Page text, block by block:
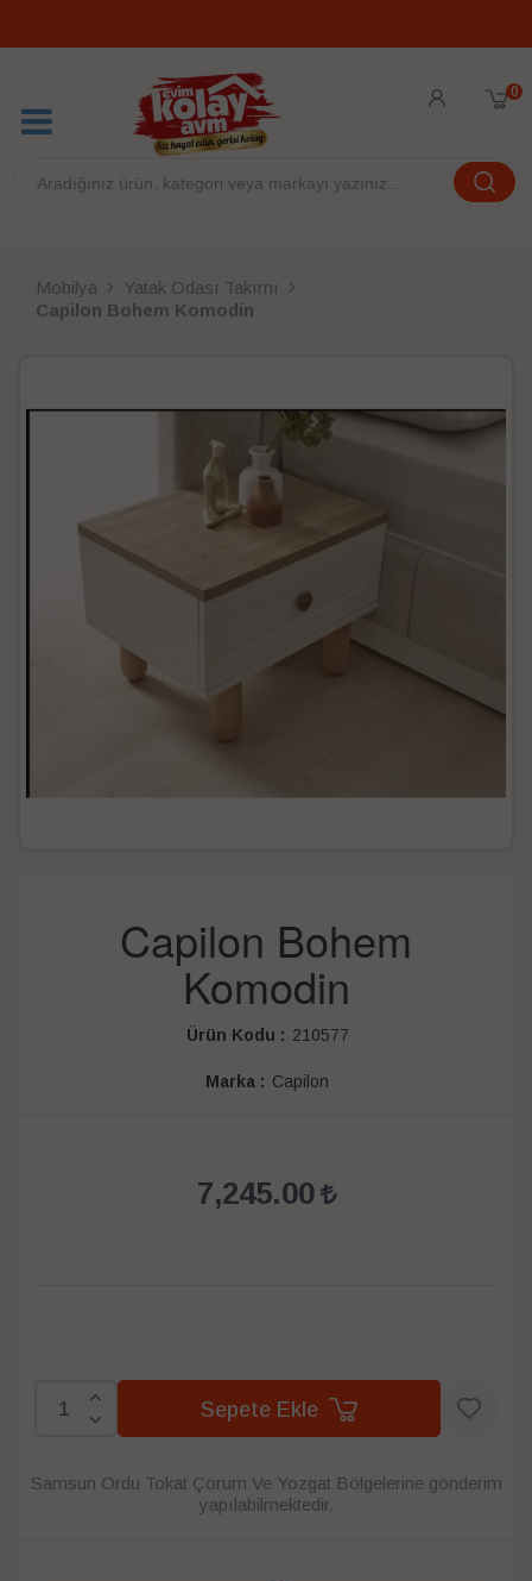
0
Mobilya
Yatak Odası Takımı
Capilon Bohem Komodin
Capilon Bohem
Komodin
Ürün Kodu : 210577
Marka : Capilon
7,245.00
Sepete Ekle
Samsun Ordu Tokat Çorum Ve Yozgat Bölgelerine gönderim
yapılabilmektedir.